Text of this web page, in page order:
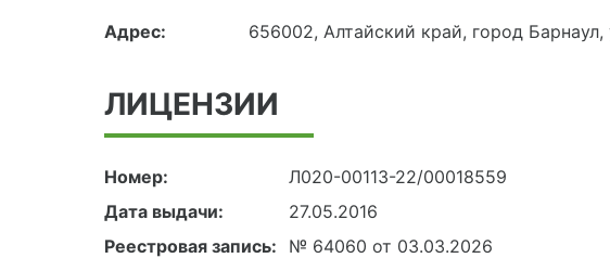
Адрес: 656002, Алтайский край, город Барнаул,
ЛИЦЕНЗИИ
Номер:
Л020-00113-22/00018559
Дата выдачи:
27.05.2016
Реестровая запись:
№ 64060 от 03.03.2026